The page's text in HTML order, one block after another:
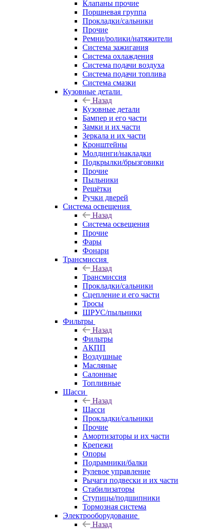
Клапаны прочие
Поршневая группа
Прокладки/сальники
Прочие
Ремни/ролики/натяжители
Система зажигания
Система охлаждения
Система подачи воздуха
Система подачи топлива
Система смазки
Кузовные детали
Назад
Кузовные детали
Бампер и его части
Замки и их части
Зеркала и их части
Кронштейны
Молдинги/накладки
Подкрылки/брызговики
Прочие
Пыльники
Решётки
Ручки дверей
Система освещения
Назад
Система освещения
Прочие
Фары
Фонари
Трансмиссия
Назад
Трансмиссия
Прокладки/сальники
Сцепление и его части
Тросы
ШРУС/пыльники
Фильтры
Назад
Фильтры
АКПП
Воздушные
Масляные
Салонные
Топливные
Шасси
Назад
Шасси
Прокладки/сальники
Прочие
Амортизаторы и их части
Крепежи
Опоры
Подрамники/балки
Рулевое управление
Рычаги подвески и их части
Стабилизаторы
Ступицы/подшипники
Тормозная система
Электрооборудование
Назад